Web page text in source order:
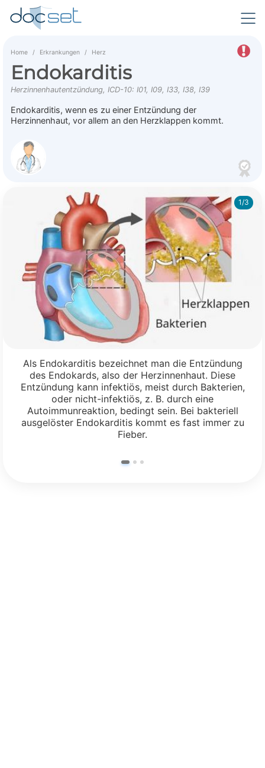
Home Erkrankungen Herz
Endokarditis
Herzinnenhautentzündung, ICD-10: I01, I09, I33, I38, I39
Endokarditis, wenn es zu einer Entzündung der
Herzinnenhaut, vor allem an den Herzklappen kommt.
1/3
Als Endokarditis bezeichnet man die Entzündung
des Endokards, also der Herzinnenhaut. Diese
Entzündung kann infektiös, meist durch Bakterien,
oder nicht-infektiös, z. B. durch eine
Autoimmunreaktion, bedingt sein. Bei bakteriell
ausgelöster Endokarditis kommt es fast immer zu
Fieber.